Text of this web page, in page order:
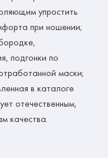
упростить
при ношении;
подгонки по
маски;
в каталоге
отечественным,
качества.